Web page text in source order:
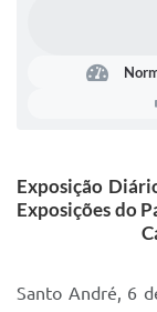
Legislação
Lei de acesso à
Mobilidade Urbana
Ouvidoria da Cidade
Passe Escolar
Exposição
Exposições do
Santo André, 6